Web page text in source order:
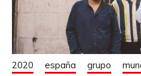
2020 españa grupo